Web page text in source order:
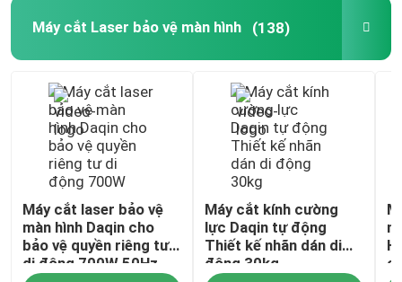
Ý tưởng kinh doanh phụ kiện di động
Máy cắt Laser bảo vệ màn hình (138)
Máy cắt laser bảo vệ
màn hình Daqin cho
bảo vệ quyền riêng tư
di động 700W 50Hz
Máy cắt kính cường
lực Daqin tự động
Thiết kế nhãn dán di
động 30kg